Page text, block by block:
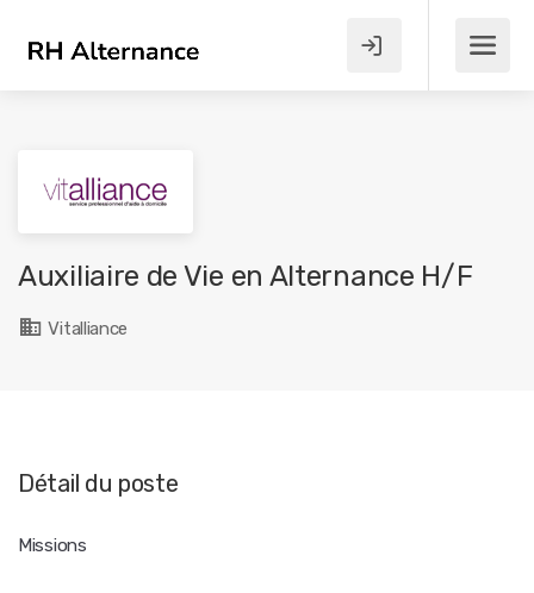
Auxiliaire de Vie en Alternance H/F
Vitalliance
Détail du poste
Missions